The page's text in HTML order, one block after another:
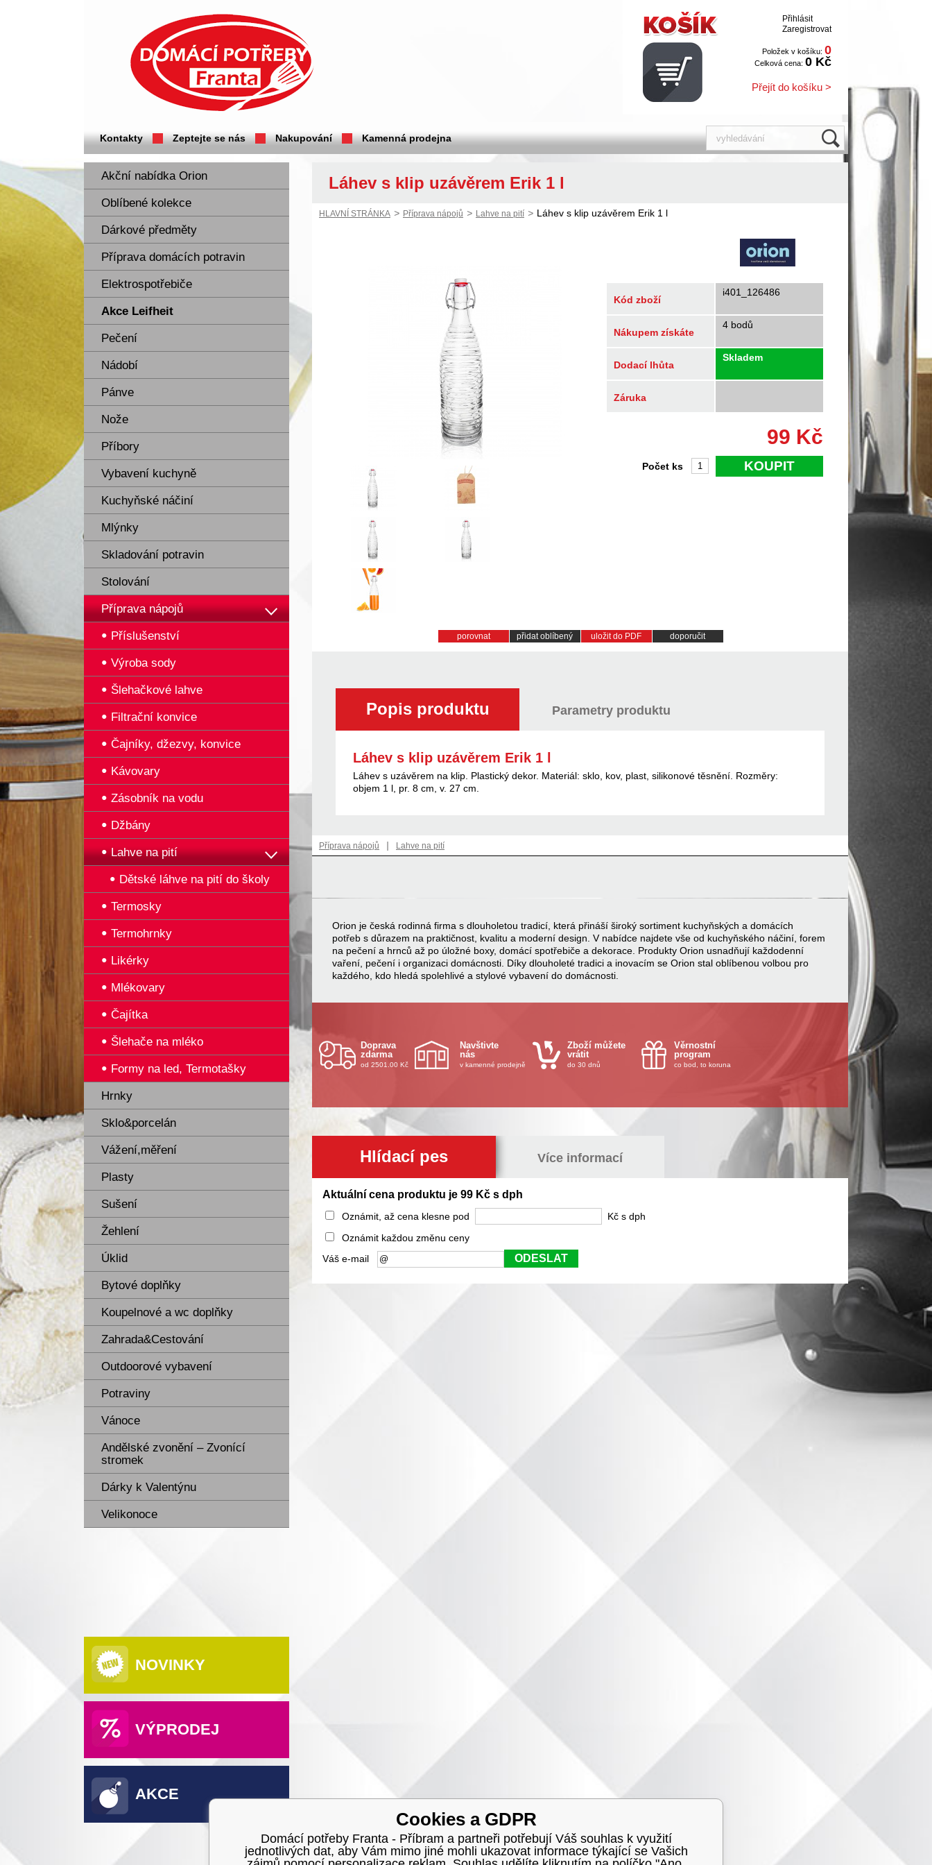
Přihlásit
Zaregistrovat
Položek v košíku: 0
Celková cena: 0 Kč
Přejít do košíku >
Kontakty Zeptejte se nás Nakupování Kamenná prodejna
Akční nabídka Orion
Oblíbené kolekce
Dárkové předměty
Příprava domácích potravin
Elektrospotřebiče
Akce Leifheit
Pečení
Nádobí
Pánve
Nože
Příbory
Vybavení kuchyně
Kuchyňské náčiní
Mlýnky
Skladování potravin
Stolování
Příprava nápojů
Příslušenství
Výroba sody
Šlehačkové lahve
Filtrační konvice
Čajníky, džezvy, konvice
Kávovary
Zásobník na vodu
Džbány
Lahve na pití
Dětské láhve na pití do školy
Termosky
Termohrnky
Likérky
Mlékovary
Čajítka
Šlehače na mléko
Formy na led, Termotašky
Hrnky
Sklo&porcelán
Vážení,měření
Plasty
Sušení
Žehlení
Úklid
Bytové doplňky
Koupelnové a wc doplňky
Zahrada&Cestování
Outdoorové vybavení
Potraviny
Vánoce
Andělské zvonění – Zvonící
stromek
Dárky k Valentýnu
Velikonoce
NOVINKY
VÝPRODEJ
AKCE
Láhev s klip uzávěrem Erik 1 l
HLAVNÍ STRÁNKA > Příprava nápojů > Lahve na pití > Láhev s klip uzávěrem Erik 1 l
Kód zboží
i401_126486
Nákupem získáte
4 bodů
Dodací lhůta
Skladem
Záruka
99 Kč
KOUPIT
Počet ks
porovnat přidat oblíbený uložit do PDF doporučit
Popis produktu Parametry produktu
Láhev s klip uzávěrem Erik 1 l
Láhev s uzávěrem na klip. Plastický dekor. Materiál: sklo, kov, plast, silikonové těsnění. Rozměry:
objem 1 l, pr. 8 cm, v. 27 cm.
Příprava nápojů | Lahve na pití
Orion je česká rodinná firma s dlouholetou tradicí, která přináší široký sortiment kuchyňských a domácích
potřeb s důrazem na praktičnost, kvalitu a moderní design. V nabídce najdete vše od kuchyňského náčiní, forem
na pečení a hrnců až po úložné boxy, domácí spotřebiče a dekorace. Produkty Orion usnadňují každodenní
vaření, pečení i organizaci domácnosti. Díky dlouholeté tradici a inovacím se Orion stal oblíbenou volbou pro
každého, kdo hledá spolehlivé a stylové vybavení do domácnosti.
Doprava
zdarma
od 2501.00 Kč
Navštivte
nás
v kamenné prodejně
Zboží můžete
vrátit
do 30 dnů
Věrnostní
program
co bod, to koruna
Hlídací pes Více informací
Aktuální cena produktu je 99 Kč s dph
Oznámit, až cena klesne pod
Kč s dph
Oznámit každou změnu ceny
Váš e-mail
ODESLAT
Cookies a GDPR
Domácí potřeby Franta - Příbram a partneři potřebují Váš souhlas k využití
jednotlivých dat, aby Vám mimo jiné mohli ukazovat informace týkající se Vašich